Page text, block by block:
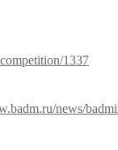
1337
news/